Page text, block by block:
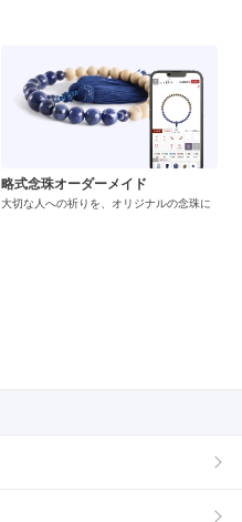
略式念珠オーダーメイド
大切な人への祈りを、オリジナルの念珠に